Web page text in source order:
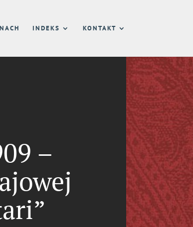
INDEKS KONTAKT
–